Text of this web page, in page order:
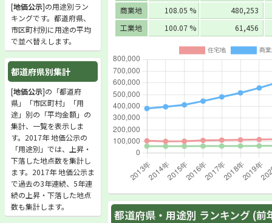
商業地
108.05 %
480,253
工業地
100.07 % 61,456
都道府県・用途別 ランキング (前
[地価公示]の用途別ラン
キングです。都道府県、
市区町村別に用途の平均
で並べ替えします。
都道府県別集計
[地価公示]の「都道府
県」「市区町村」「用
途」別の「平均金額」の
集計、一覧を表示しま
す。2017年 地価公示の
「用途別」では、上昇・
下落した地点数を集計し
ます。2017年 地価公示ま
で過去の3年連続、5年連
続の上昇・下落した地点
数も集計します。